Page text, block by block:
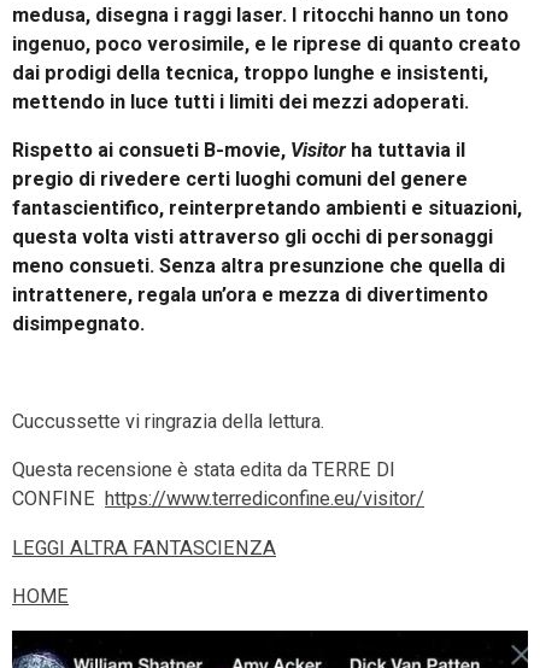
medusa, disegna i raggi laser. I ritocchi hanno un tono
ingenuo, poco verosimile, e le riprese di quanto creato
dai prodigi della tecnica, troppo lunghe e insistenti,
mettendo in luce tutti i limiti dei mezzi adoperati.
Rispetto ai consueti B-movie, Visitorha tuttavia il
pregio di rivedere certi luoghi comuni del genere
fantascientifico, reinterpretando ambienti e situazioni,
questa volta visti attraverso gli occhi di personaggi
meno consueti. Senza altra presunzione che quella di
intrattenere, regala un’ora e mezza di divertimento
disimpegnato.
Cuccussette vi ringrazia della lettura.
Questa recensione è stata edita da TERRE DI
CONFINE https://www.terrediconfine.eu/visitor/
LEGGI ALTRA FANTASCIENZA
HOME